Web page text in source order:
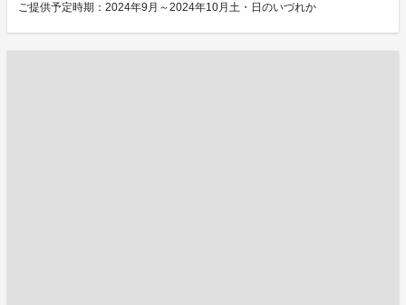
ご提供予定時期：2024年9月～2024年10月土・日のいづれか